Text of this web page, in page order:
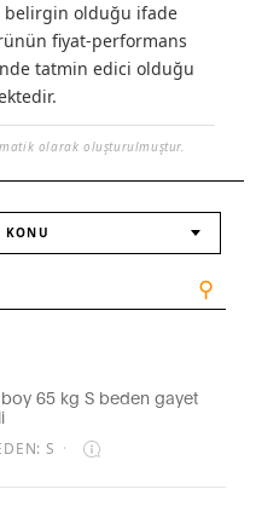
olduğu ifade
fiyat-performans
tatmin edici olduğu
olarak oluşturulmuştur.
KONU
⚲
65 kg S beden gayet
S ·